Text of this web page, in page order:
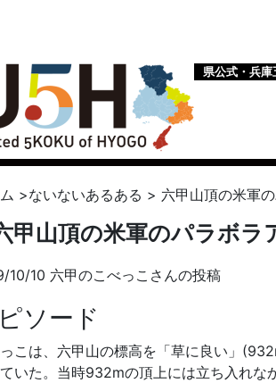
県公式・兵庫
>ないないあるある > 六甲山頂の米軍
甲山頂の米軍のパラボラ
10/10 六甲のこべっこさんの投稿
ソード
こは、六甲山の標高を「草に良い」
いた。当時932mの頂上には立ち入れな